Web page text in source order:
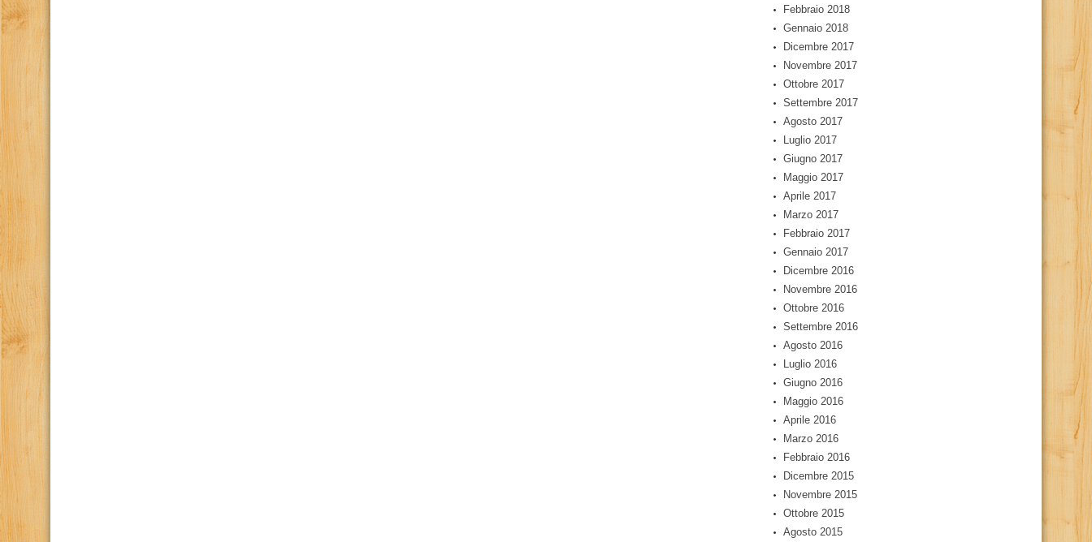
Febbraio 2018
Gennaio 2018
Dicembre 2017
Novembre 2017
Ottobre 2017
Settembre 2017
Agosto 2017
Luglio 2017
Giugno 2017
Maggio 2017
Aprile 2017
Marzo 2017
Febbraio 2017
Gennaio 2017
Dicembre 2016
Novembre 2016
Ottobre 2016
Settembre 2016
Agosto 2016
Luglio 2016
Giugno 2016
Maggio 2016
Aprile 2016
Marzo 2016
Febbraio 2016
Dicembre 2015
Novembre 2015
Ottobre 2015
Agosto 2015